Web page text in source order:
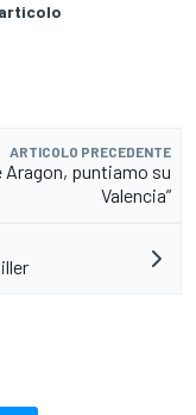
ARTICOLO PRECEDENTE
Aragon, puntiamo su
Valencia”